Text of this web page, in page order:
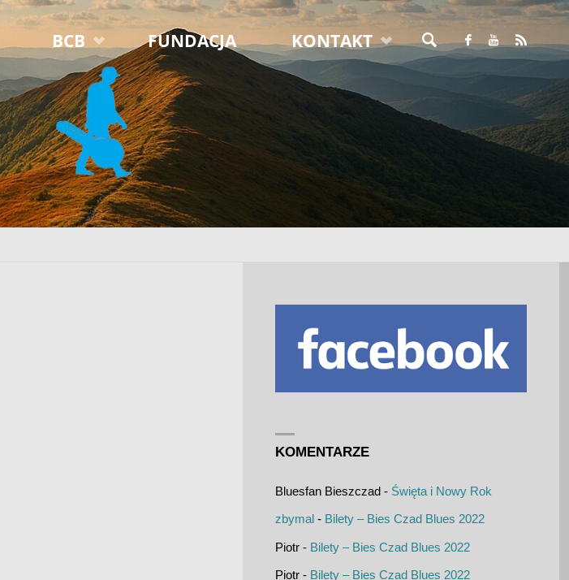
Przejdź
do
treści
BCB FUNDACJA KONTAKT
SZUKAJ
KOMENTARZE
Bluesfan Bieszczad- Święta i Nowy Rok
zbymal- Bilety – Bies Czad Blues 2022
Piotr- Bilety – Bies Czad Blues 2022
Piotr- Bilety – Bies Czad Blues 2022